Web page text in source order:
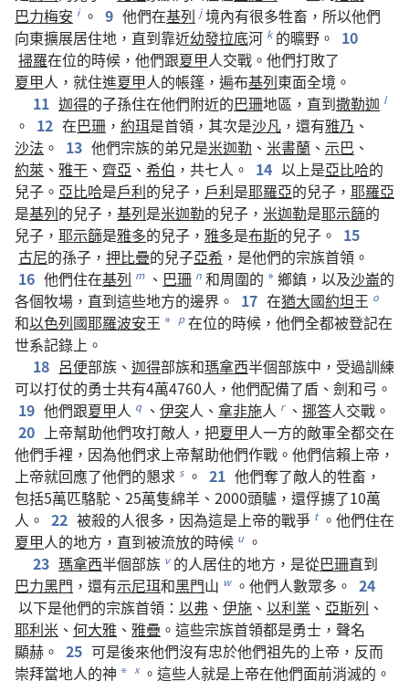
巴力梅安 i 。 9 他們在基列 j 境內有很多牲畜 ， 所以他們
向東擴展居住地 ， 直到靠近幼發拉底河 k 的曠野 。 10
掃羅在位的時候 ， 他們跟夏甲人交戰 。 他們打敗了
夏甲人 ， 就住進夏甲人的帳篷 ， 遍布基列東面全境 。
11 迦得的子孫住在他們附近的巴珊地區 ， 直到撒勒迦 l
。 12 在巴珊 ， 約珥是首領 ， 其次是沙凡 ， 還有雅乃 、
沙法 。 13 他們宗族的弟兄是米迦勒 、 米書蘭 、 示巴 、
約萊 、 雅干 、 齊亞 、 希伯 ， 共七人 。 14 以上是亞比哈的
兒子 。 亞比哈是戶利的兒子 ， 戶利是耶羅亞的兒子 ， 耶羅亞
是基列的兒子 ， 基列是米迦勒的兒子 ， 米迦勒是耶示篩的
兒子 ， 耶示篩是雅多的兒子 ， 雅多是布斯的兒子 。 15
古尼的孫子 ， 押比疊的兒子亞希 ， 是他們的宗族首領 。
16 他們住在基列 m 、 巴珊 n 和周圍的 *鄉鎮 ， 以及沙崙的
各個牧場 ， 直到這些地方的邊界 。 17 在猶大國約坦王 o
和以色列國耶羅波安王 * p 在位的時候 ， 他們全都被登記在
世系記錄上 。
18 呂便部族 、 迦得部族和瑪拿西半個部族中 ， 受過訓練
可以打仗的勇士共有4萬4760人 ， 他們配備了盾 、 劍和弓 。
19 他們跟夏甲人 q 、 伊突人 、 拿非施人 r 、 挪答人交戰 。
20 上帝幫助他們攻打敵人 ， 把夏甲人一方的敵軍全都交在
他們手裡 ， 因為他們求上帝幫助他們作戰 。 他們信賴上帝 ，
上帝就回應了他們的懇求 s 。 21 他們奪了敵人的牲畜 ，
包括5萬匹駱駝 、25萬隻綿羊 、2000頭驢 ， 還俘擄了10萬
人 。 22 被殺的人很多 ， 因為這是上帝的戰爭 t 。 他們住在
夏甲人的地方 ， 直到被流放的時候 u 。
23 瑪拿西半個部族 v 的人居住的地方 ， 是從巴珊直到
巴力黑門 ， 還有示尼珥和黑門山 w 。 他們人數眾多 。 24
以下是他們的宗族首領 ： 以弗 、 伊施 、 以利業 、 亞斯列 、
耶利米 、 何大雅 、 雅疊 。 這些宗族首領都是勇士 ， 聲名
顯赫 。 25 可是後來他們沒有忠於他們祖先的上帝 ， 反而
崇拜當地人的神 * x 。 這些人就是上帝在他們面前消滅的 。